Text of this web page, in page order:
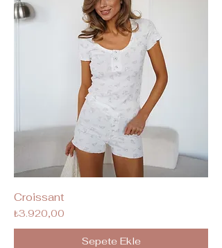
Croissant
Fiyat
₺3.920,00
Sepete Ekle